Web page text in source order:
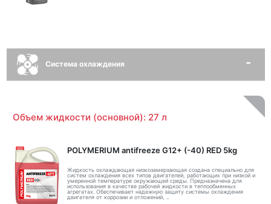
Система охлаждения
Объем жидкости (основной): 27 л
POLYMERIUM antifreeze G12+ (-40) RED 5kg
Жидкость охлаждающая низкозамерзающая создана специально для
систем охлаждения всех типов двигателей, работающих при низкой и
умеренной температуре окружающей среды. Предназначена для
использования в качестве рабочей жидкости в теплообменных
агрегатах. Обеспечивает надежную защиту системы охлаждения
двигателя от коррозии и отложений, ..